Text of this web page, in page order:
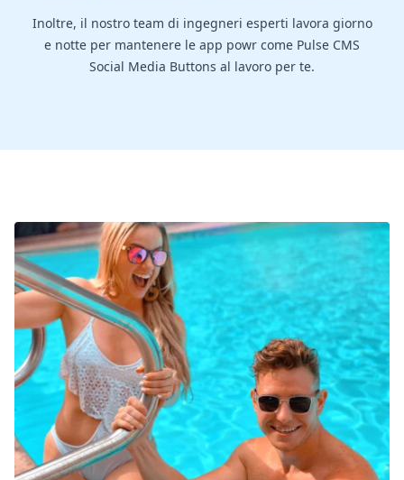
Inoltre, il nostro team di ingegneri esperti lavora giorno
e notte per mantenere le app powr come Pulse CMS
Social Media Buttons al lavoro per te.